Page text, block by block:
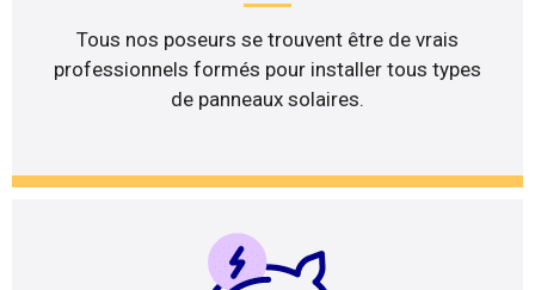
Tous nos poseurs se trouvent être de vrais
professionnels formés pour installer tous types
de panneaux solaires.